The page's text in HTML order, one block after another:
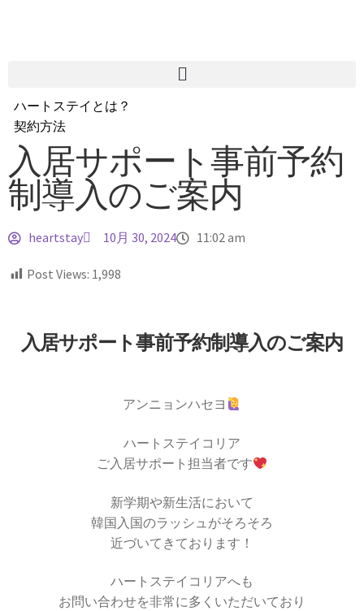
ハートステイとは？
契約方法
韓国不動産情報
サービス費用
よくある質問
Heartee
入居サポート事前予約
制導入のご案内
heartstay 10月 30, 2024 11:02 am
Post Views: 1,998
入居サポート事前予約制導入のご案内
アンニョンハセヨ
ハートステイコリア
ご入居サポート担当者です
新学期や新生活において
韓国入国のラッシュがそろそろ
近づいてきております！
ハートステイコリアへも
お問い合わせを非常に多くいただいており